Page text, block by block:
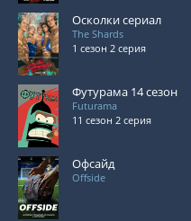
Осколки сериал
The Shards
1 сезон 2 серия
Футурама 14 сезон
Futurama
11 сезон 2 серия
Офсайд
Offside